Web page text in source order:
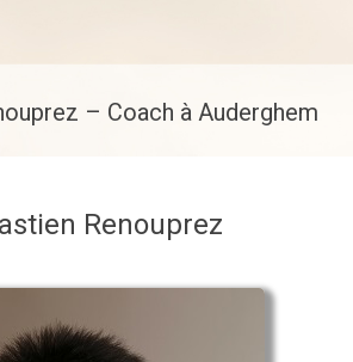
– Coach à Auderghem
Renouprez